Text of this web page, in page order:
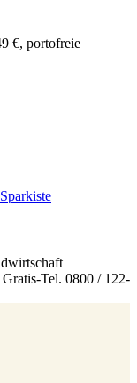
€, portofreie
Tel. 0800 / 122-